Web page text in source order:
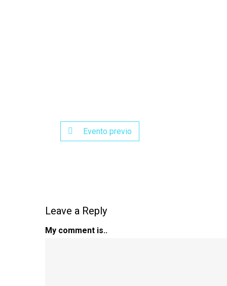
Evento previo
Leave a Reply
My comment is..